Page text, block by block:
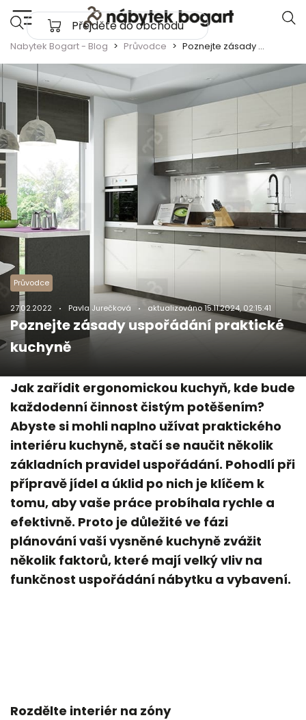
Main Navigation
Přejděte do obchodu
Nabytek Bogart - Blog Průvodce Poznejte zásady uspořádání praktické kuchyně
Průvodce
27.02.2022 Pavla Jurečková aktualizováno15.11.2024, 02:15:41
Poznejte zásady uspořádání praktické
kuchyně
Jak zařídit ergonomickou kuchyň, kde bude
každodenní činnost čistým potěšením?
Abyste si mohli naplno užívat praktického
interiéru kuchyně, stačí se naučit několik
základních pravidel uspořádání. Pohodlí při
přípravě jídel a úklid po nich je klíčem k
tomu, aby vaše práce probíhala rychle a
efektivně. Proto je důležité ve fázi
plánování vaší vysněné kuchyně zvážit
několik faktorů, které mají velký vliv na
funkčnost uspořádání nábytku a vybavení.
Rozdělte interiér na zóny